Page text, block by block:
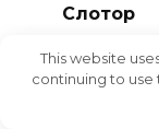
Слотор
лидеров
This website
continuing to use